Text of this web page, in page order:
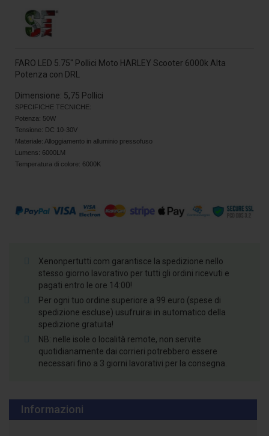
FARO LED 5.75" Pollici Moto HARLEY Scooter 6000k Alta
Potenza con DRL
Dimensione: 5,75 Pollici
SPECIFICHE TECNICHE:
Potenza: 50W
Tensione: DC 10-30V
Materiale: Alloggiamento in alluminio pressofuso
Lumens: 6000LM
Temperatura di colore: 6000K
Xenonpertutti.com garantisce la spedizione nello
stesso giorno lavorativo per tutti gli ordini ricevuti e
pagati entro le ore 14:00!
Per ogni tuo ordine superiore a 99 euro (spese di
spedizione escluse) usufruirai in automatico della
spedizione gratuita!
NB: nelle isole o località remote, non servite
quotidianamente dai corrieri potrebbero essere
necessari fino a 3 giorni lavorativi per la consegna.
Informazioni